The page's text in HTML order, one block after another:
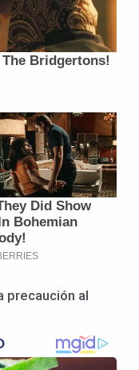
precaución al